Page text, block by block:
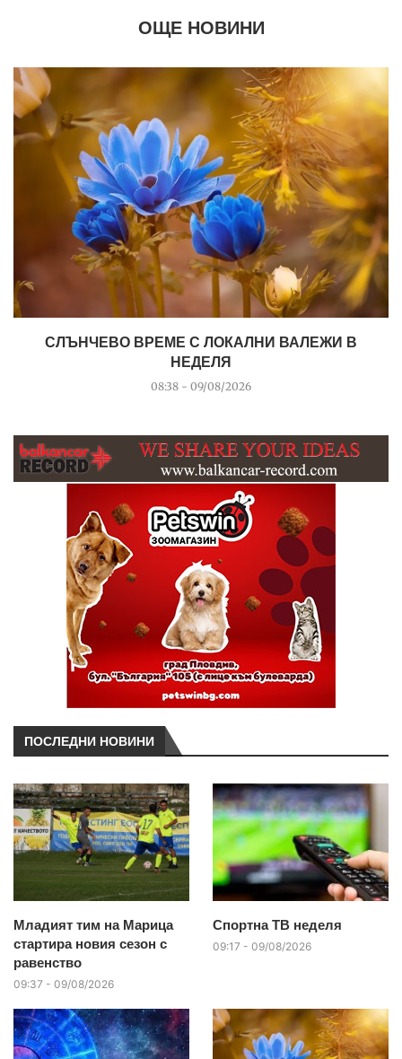
ОЩЕ НОВИНИ
СЛЪНЧЕВО ВРЕМЕ С ЛОКАЛНИ ВАЛЕЖИ В
НЕДЕЛЯ
08:38 - 09/08/2026
ПОСЛЕДНИ НОВИНИ
Младият тим на Марица
стартира новия сезон с
равенство
09:37 - 09/08/2026
Спортна ТВ неделя
09:17 - 09/08/2026